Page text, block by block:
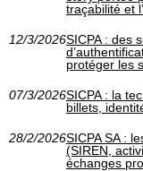
traçabilité et
12/3/2026SICPA : des
protéger les
07/3/2026SICPA : la
billets,
28/2/2026SICPA SA :
(SIREN,
échanges